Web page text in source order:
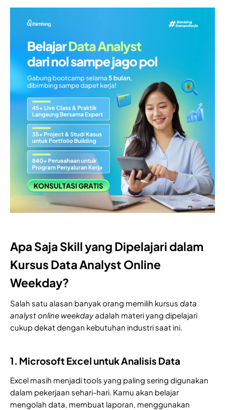
Apa Saja Skill yang Dipelajari dalam
Kursus Data Analyst Online
Weekday?
Salah satu alasan banyak orang memilih kursus data
analyst online weekdayadalah materi yang dipelajari
cukup dekat dengan kebutuhan industri saat ini.
1. Microsoft Excel untuk Analisis Data
Excel masih menjadi tools yang paling sering digunakan
dalam pekerjaan sehari-hari. Kamu akan belajar
mengolah data, membuat laporan, menggunakan